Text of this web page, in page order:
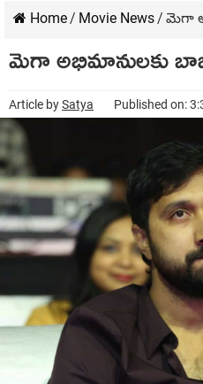
Home/ Movie News/ మెగా
మెగా అభిమానులకు
Article bySatya Published on: